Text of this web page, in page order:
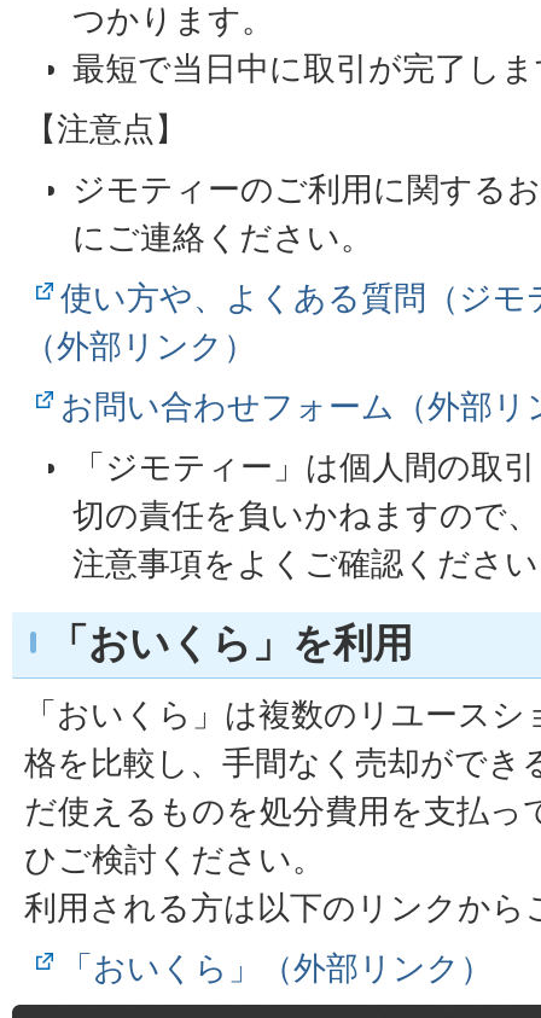
つかります。
最短で当日中に取引が完了し
【注意点】
ジモティーのご利用に関する
にご連絡ください。
使い方や、よくある質問（ジモ
（外部リンク）
お問い合わせフォーム（外部リ
「ジモティー」は個人間の取
切の責任を負いかねますので
注意事項をよくご確認くださ
「おいくら」を利用
「おいくら」は複数のリユース
格を比較し、手間なく売却ができ
だ使えるものを処分費用を支払っ
ひご検討ください。
利用される方は以下のリンクから
「おいくら」（外部リンク）